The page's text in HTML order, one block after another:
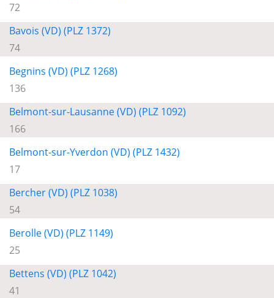
72
Bavois (VD) (PLZ 1372)
74
Begnins (VD) (PLZ 1268)
136
Belmont-sur-Lausanne (VD) (PLZ 1092)
166
Belmont-sur-Yverdon (VD) (PLZ 1432)
17
Bercher (VD) (PLZ 1038)
54
Berolle (VD) (PLZ 1149)
25
Bettens (VD) (PLZ 1042)
41